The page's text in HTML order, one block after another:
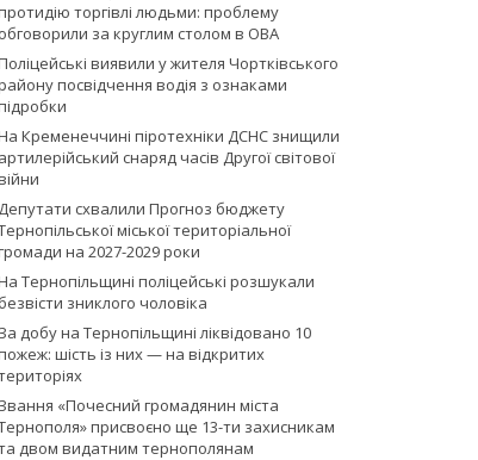
торгівлі людьми: проблему
обговорили за круглим столом в ОВА
виявили у жителя Чортківського
посвідчення водія з ознаками
Кременеччині піротехніки ДСНС знищили
артилерійський снаряд часів Другої світової
Депутати схвалили Прогноз бюджету
міської територіальної
на 2027-2029 роки
Тернопільщині поліцейські розшукали
безвісти зниклого чоловіка
За добу на Тернопільщині ліквідовано 10
шість із них — на відкритих
Звання «Почесний громадянин міста
присвоєно ще 13-ти захисникам
двом видатним тернополянам